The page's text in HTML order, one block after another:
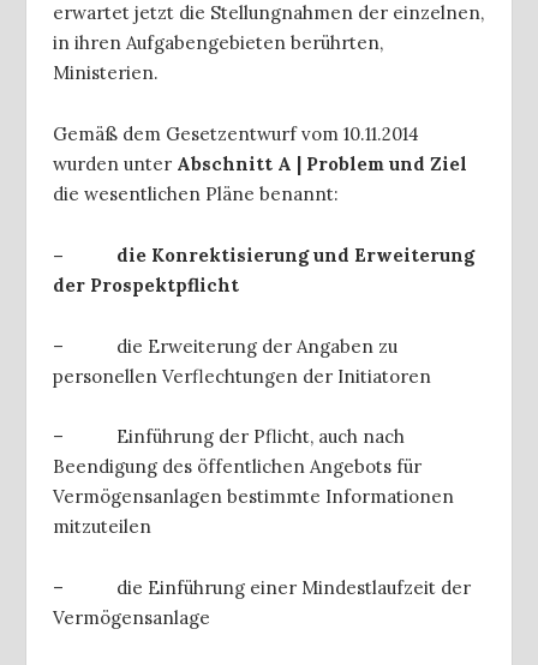
erwartet jetzt die Stellungnahmen der einzelnen,
in ihren Aufgabengebieten berührten,
Ministerien.
Gemäß dem Gesetzentwurf vom 10.11.2014
wurden unter Abschnitt A | Problem und Ziel
die wesentlichen Pläne benannt:
– die Konrektisierung und Erweiterung
der Prospektpflicht
– die Erweiterung der Angaben zu
personellen Verflechtungen der Initiatoren
– Einführung der Pflicht, auch nach
Beendigung des öffentlichen Angebots für
Vermögensanlagen bestimmte Informationen
mitzuteilen
– die Einführung einer Mindestlaufzeit der
Vermögensanlage